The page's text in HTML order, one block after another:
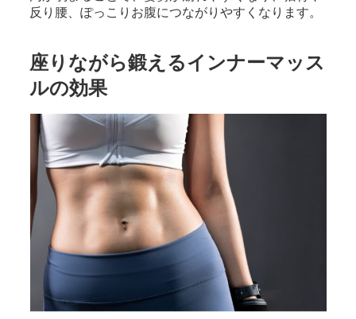
反り腰、ぽっこりお腹につながりやすくなります。
座りながら鍛えるインナーマッス
ルの効果